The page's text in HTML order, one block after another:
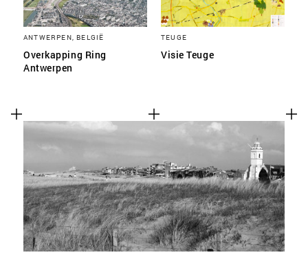
ANTWERPEN, BELGIË
Overkapping Ring
Antwerpen
TEUGE
Visie Teuge